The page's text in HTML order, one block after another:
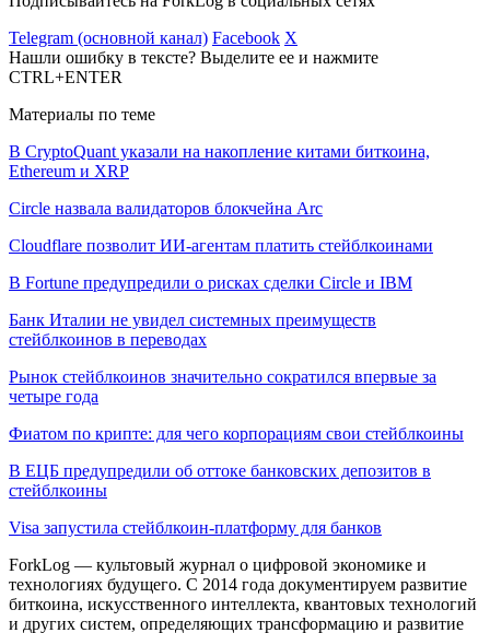
Telegram (основной канал) Facebook X
Нашли ошибку в тексте? Выделите ее и нажмите
CTRL+ENTER
Материалы по теме
В CryptoQuant указали на накопление китами биткоина,
Ethereum и XRP
Circle назвала валидаторов блокчейна Arc
Cloudflare позволит ИИ-агентам платить стейблкоинами
В Fortune предупредили о рисках сделки Circle и IBM
Банк Италии не увидел системных преимуществ
стейблкоинов в переводах
Рынок стейблкоинов значительно сократился впервые за
четыре года
Фиатом по крипте: для чего корпорациям свои стейблкоины
В ЕЦБ предупредили об оттоке банковских депозитов в
стейблкоины
Visa запустила стейблкоин-платформу для банков
ForkLog — культовый журнал о цифровой экономике и
технологиях будущего. С 2014 года документируем развитие
биткоина, искусственного интеллекта, квантовых технологий
и других систем, определяющих трансформацию и развитие